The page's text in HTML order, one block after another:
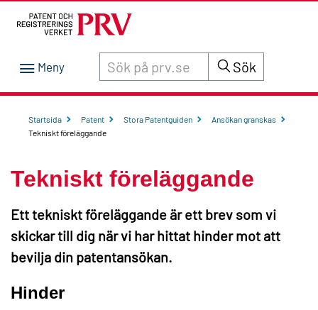
Sök innehåll på siten prv.se Sök
Startsida Patent Stora Patentguiden
Ansökan granskas
Tekniskt föreläggande
Tekniskt föreläggande
Ett tekniskt föreläggande är ett brev som vi
skickar till dig när vi har hittat hinder mot att
bevilja din patentansökan.
Hinder